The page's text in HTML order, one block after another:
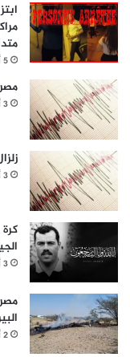
5 أغسطس، 2026
مصر
3 أغسطس، 2026
زلزال بقوة
3 أغسطس، 2026
3 أغسطس، 2026
2 أغسطس، 2026